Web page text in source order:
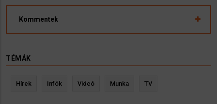
Kommentek
TÉMÁK
Hírek Infók Videó Munka TV